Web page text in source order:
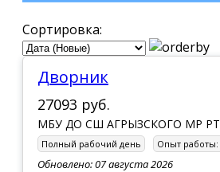
Сортировка:
Дворник
27093 руб.
МБУ ДО СШ АГРЫЗСКОГО МР РТ
Полный рабочий день Опыт работы:
Обновлено: 07 августа 2026